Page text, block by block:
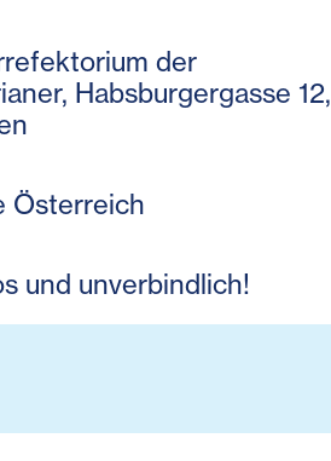
der
Habsburgergasse 12,
Österreich
und unverbindlich!